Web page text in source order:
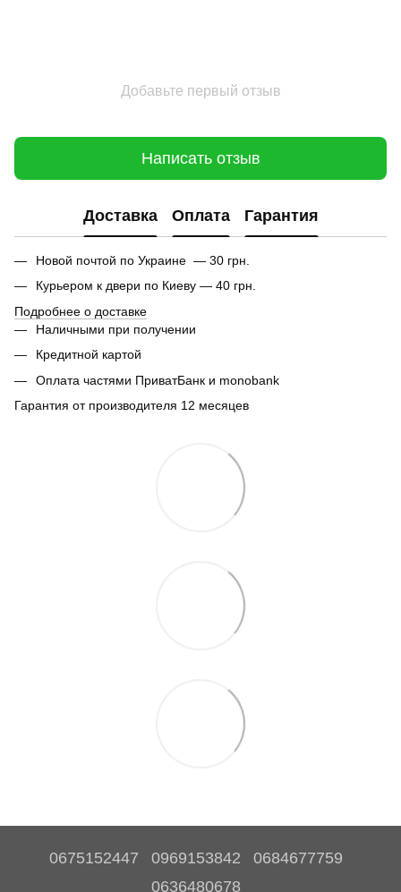
Добавьте первый отзыв
Написать отзыв
Доставка Оплата Гарантия
Новой почтой по Украине — 30 грн.
Курьером к двери по Киеву — 40 грн.
Подробнее о доставке
Наличными при получении
Кредитной картой
Оплата частями ПриватБанк и monobank
Гарантия от производителя 12 месяцев
0675152447 0969153842
0684677759
0636480678